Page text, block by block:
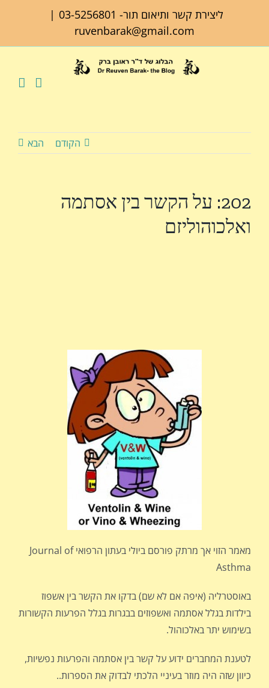
ליצירת קשר ותיאום תור- 03-5256801
|
ruvenbarak@gmail.com
הקודם הבא
202: על הקשר בין אסתמה
ואלכוהוליזם
מאמר הזוי אך מרתק פורסם ביולי בעתון הרפואי Journal of
Asthma
באוסטרליה (איפה אם לא שם) בדקו את הקשר בין אשפוז
בילדות בגלל אסתמה ואשפוזים בבגרות בגלל הפרעות הקשורות
בשימוש יתר באלכוהול.
לטענת המחברים ידוע על קשר בין אסתמה והפרעות נפשיות,
כיוון שזה היה מוזר בעיניי הלכתי לבדוק את הספרות..